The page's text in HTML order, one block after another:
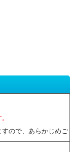
ので、あらかじめご